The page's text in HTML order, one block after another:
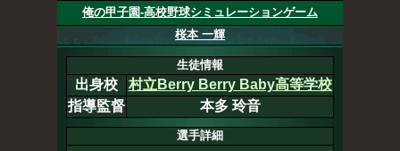
俺の甲子園-高校野球シミュレーションゲーム
桜本 一輝
生徒情報
出身校
村立Berry Berry Baby高等学校
指導監督
本多 玲音
選手詳細